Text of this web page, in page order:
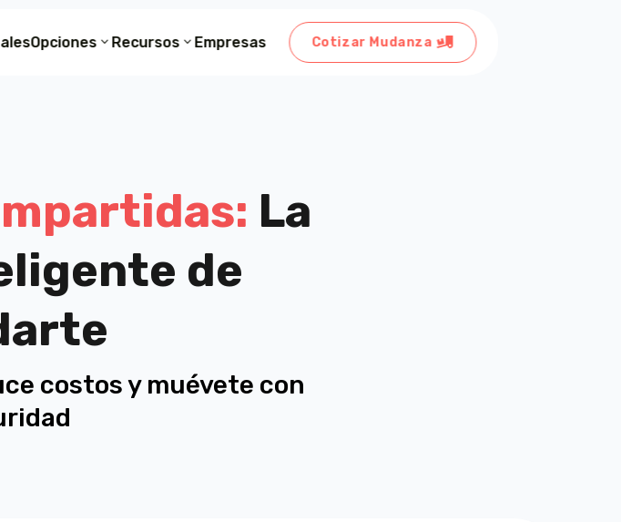
Opciones Recursos Empresas Cotizar Mudanza 
Opciones Recursos Empresas Cotizar Mudanza 
Opciones Recursos Empresas Cotizar Mudanza 
La
de
costos y muévete con